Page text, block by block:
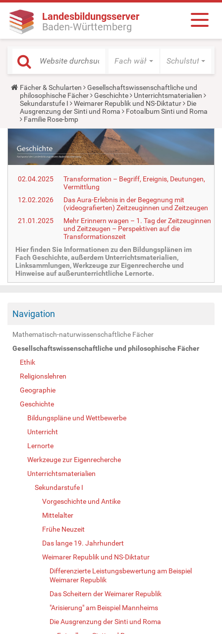
Landesbildungsserver
Baden-Württemberg
Fach wählen Schulstufe
Y
o
u
a
r
e
r
e
:
Fächer & Schularten
Gesellschaftswissenschaftliche und
philosophische Fächer
Geschichte
Unterrichtsmaterialien
Sekundarstufe I
Weimarer Republik und NS-Diktatur
Die
Ausgrenzung der Sinti und Roma
Fotoalbum Sinti und Roma
Familie Rose-bmp
02.04.2025
Transformation – Begriff, Ereignis, Deutungen,
Vermittlung
12.02.2026
Das Aura-Erlebnis in der Begegnung mit
(videografierten) Zeitzeuginnen und Zeitzeugen
21.01.2025
Mehr Erinnern wagen – 1. Tag der Zeitzeuginnen
und Zeitzeugen – Perspektiven auf die
Transformationszeit
Hier finden Sie Informationen zu den Bildungsplänen im
Fach Geschichte, außerdem Unterrichtsmaterialien,
Linksammlungen, Werkzeuge zur Eigenrecherche und
Hinweise auf außerunterrichtliche Lernorte.
Navigation
Mathematisch-naturwissenschaftliche Fächer
Gesellschaftswissenschaftliche und philosophische Fächer
Ethik
Religionslehren
Geographie
Geschichte
Bildungspläne und Wettbewerbe
Unterricht
Lernorte
Werkzeuge zur Eigenrecherche
Unterrichtsmaterialien
Sekundarstufe I
Vorgeschichte und Antike
Mittelalter
Frühe Neuzeit
Das lange 19. Jahrhundert
Weimarer Republik und NS-Diktatur
Differenzierte Leistungsbewertung am Beispiel
Weimarer Republik
Das Scheitern der Weimarer Republik
"Arisierung" am Beispiel Mannheims
Die Ausgrenzung der Sinti und Roma